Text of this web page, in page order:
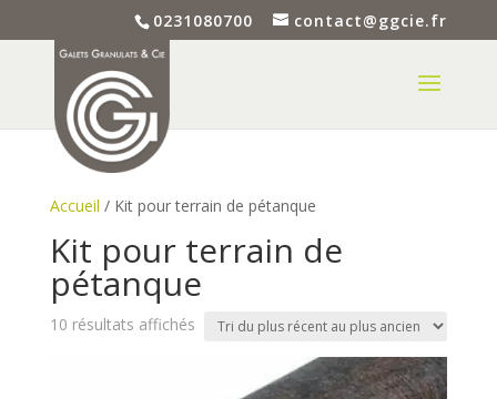
0231080700 contact@ggcie.fr
Accueil / Kit pour terrain de pétanque
Kit pour terrain de
pétanque
10 résultats affichésTrié